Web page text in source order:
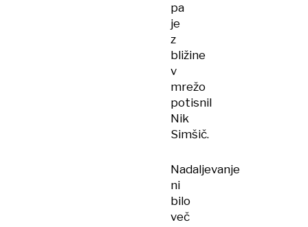
pa
je
z
bližine
v
mrežo
potisnil
Nik
Simšič.
Nadaljevanje
ni
bilo
več